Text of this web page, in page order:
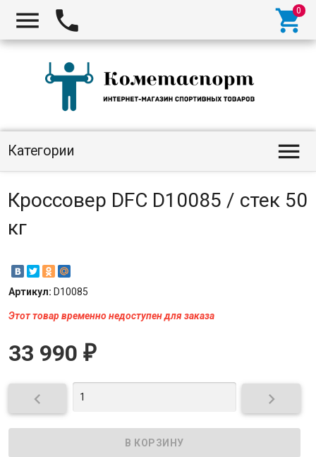
  
Категории 
Кроссовер DFC D10085 / стек 50
кг
Артикул: D10085
Этот товар временно недоступен для заказа
33 990 ₽
 